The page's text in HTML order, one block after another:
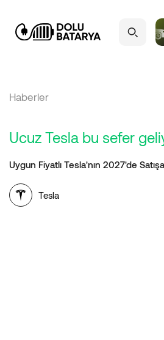
Haberler
Ucuz Tesla bu sefer
Uygun Fiyatlı Tesla'nın 2027'de
Tesla